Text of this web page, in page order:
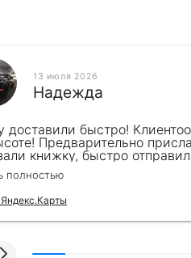
13 июля 2026
Надежда
доставили быстро!
Предварительно
книжку, быстро
Спасибо!!!
полностью